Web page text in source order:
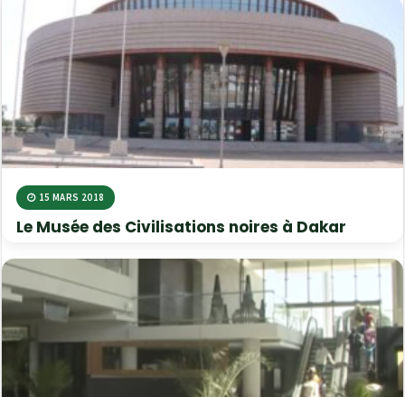
Le Musée des Civilisations noires à Dakar
15 MARS 2018